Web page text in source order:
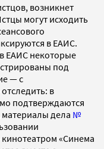
возникнет
могут исходить
в ЕАИС.
ЕАИС некоторые
под
— с
в
подтверждаются
дела №
«Синема